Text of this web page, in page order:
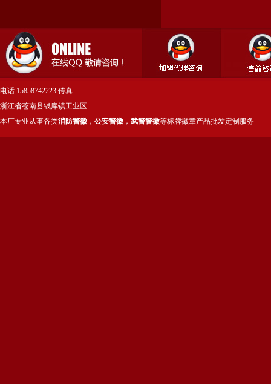
电话:15858742223 传真:
浙江省苍南县钱库镇工业区
本厂专业从事各类消防警徽 ， 公安警徽 ， 武警警徽等标牌徽章产品批发定制服务